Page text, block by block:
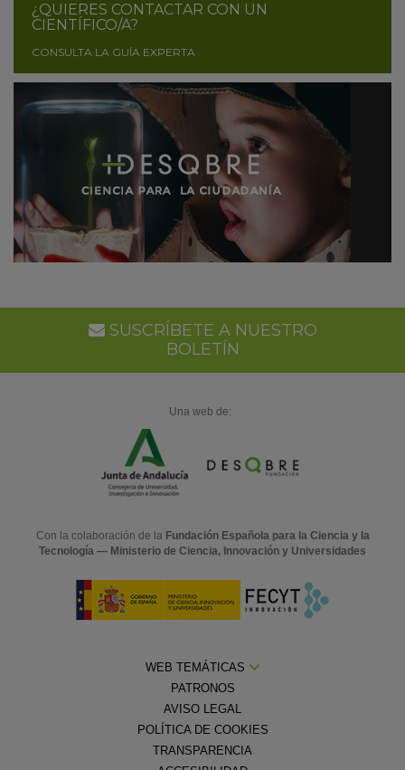
¿QUIERES CONTACTAR CON UN
CIENTÍFICO/A?
CONSULTA LA GUÍA EXPERTA
SUSCRÍBETE A NUESTRO
BOLETÍN
Una web de:
Con la colaboración de la Fundación Española para la Ciencia y la
Tecnología — Ministerio de Ciencia, Innovación y Universidades
WEB TEMÁTICAS
PATRONOS
AVISO LEGAL
POLÍTICA DE COOKIES
TRANSPARENCIA